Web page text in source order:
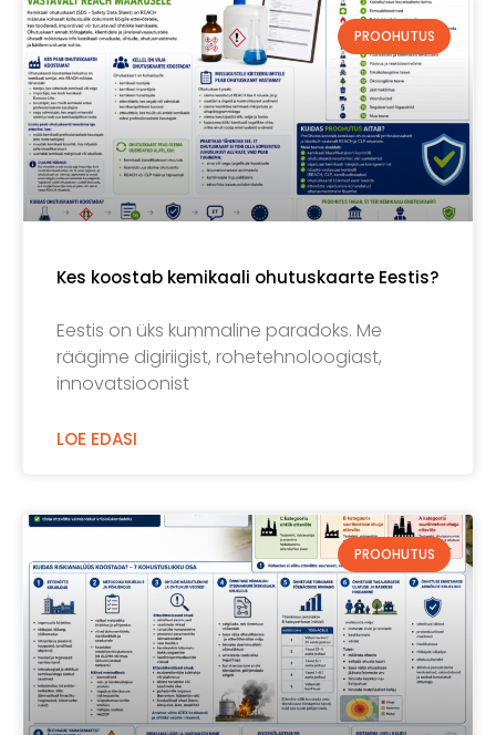
PROOHUTUS
Kes koostab kemikaali ohutuskaarte Eestis?
Eestis on üks kummaline paradoks. Me
räägime digiriigist, rohetehnoloogiast,
innovatsioonist
LOE EDASI
PROOHUTUS